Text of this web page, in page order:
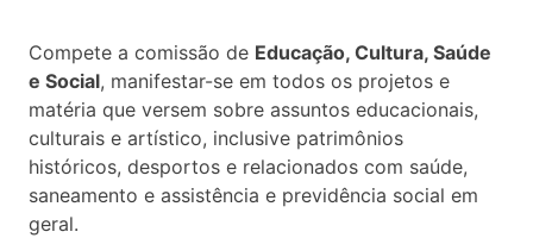
Compete a comissão de Educação, Cultura, Saúde
e Social, manifestar-se em todos os projetos e
matéria que versem sobre assuntos educacionais,
culturais e artístico, inclusive patrimônios
históricos, desportos e relacionados com saúde,
saneamento e assistência e previdência social em
geral.